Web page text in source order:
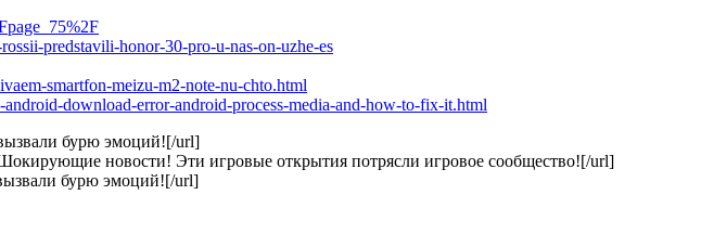
predstavili-honor-30-pro-u-nas-on-uzhe-es
smartfon-meizu-m2-note-nu-chto.html
download-error-android-process-media-and-how-to-fix-it.html
бурю эмоций![/url]
новости! Эти игровые открытия потрясли игровое сообщество![/url]
бурю эмоций![/url]